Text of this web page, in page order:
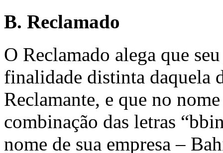
B. Reclamado
O Reclamado alega que
finalidade distinta daquela
Reclamante, e que no
combinação das letras
nome de sua empresa –